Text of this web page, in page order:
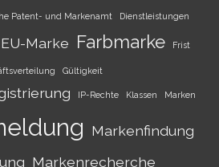
Patent- und Markenamt Dienstleistungen
EU-Marke Farbmarke Frist
Gültigkeit
IP-Rechte Klassen Marken
Markenfindung
Markenrecherche